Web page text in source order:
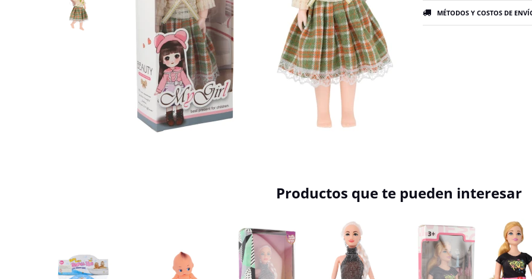
MÉTODOS Y COSTOS DE
Productos que te pueden interesar